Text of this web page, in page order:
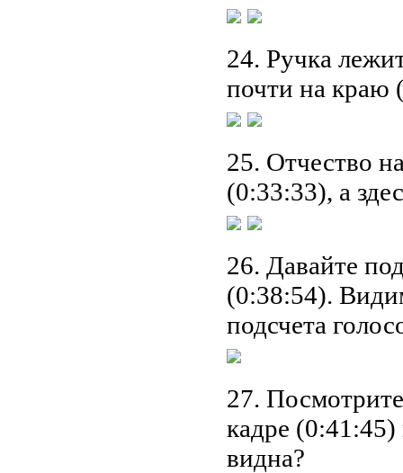
24. Ручка
почти на краю
25. Отчество
(0:33:33), а
26. Давайте
(0:38:54).
подсчета
27.
кадре
видна?